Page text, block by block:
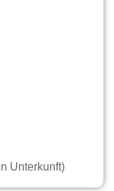
Unterkunft)